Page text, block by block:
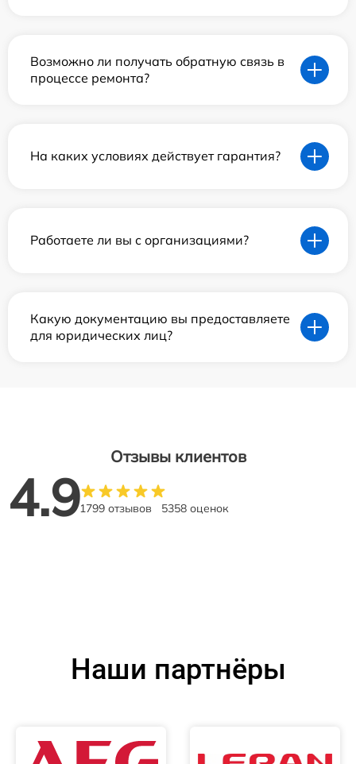
Возможно ли получать обратную связь в
процессе ремонта?
На каких условиях действует гарантия?
Работаете ли вы с организациями?
Какую документацию вы предоставляете
для юридических лиц?
Отзывы клиентов
4.91799 отзывов 5358 оценок
Наши партнёры